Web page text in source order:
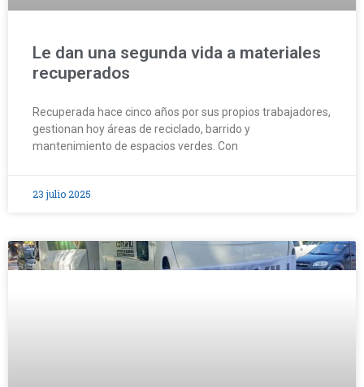
Le dan una segunda vida a materiales
recuperados
Recuperada hace cinco años por sus propios trabajadores,
gestionan hoy áreas de reciclado, barrido y
mantenimiento de espacios verdes. Con
23 julio 2025